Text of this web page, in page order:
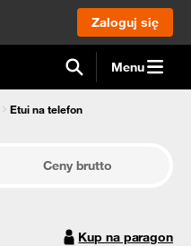
Zaloguj się
Menu
Etui na telefon
Ceny brutto
Kup na paragon